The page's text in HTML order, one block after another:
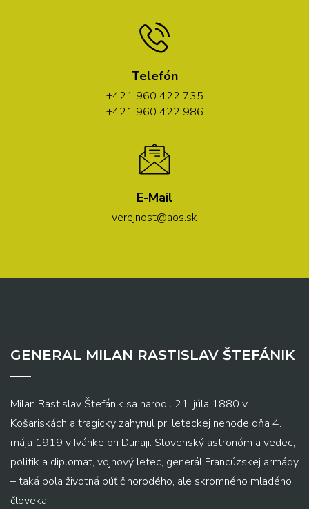
Telefón
+421 960 422 735
+421 960 422 986
E-Mail
verejnost@aos.sk
GENERAL MILAN RASTISLAV ŠTEFÁNIK
Milan Rastislav Štefánik sa narodil 21. júla 1880 v
Košariskách a tragicky zahynul pri leteckej nehode dňa 4.
mája 1919 v Ivánke pri Dunaji. Slovenský astronóm a vedec,
politik a diplomat, vojnový letec, generál Francúzskej armády
– taká bola životná púť činorodého, ale skromného mladého
človeka.